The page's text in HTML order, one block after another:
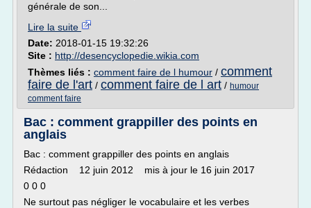
générale de son...
Lire la suite
Date: 2018-01-15 19:32:26
Site : http://desencyclopedie.wikia.com
Thèmes liés : comment faire de l humour / comment
faire de l'art / comment faire de l art / humour
comment faire
Bac : comment grappiller des points en
anglais
Bac : comment grappiller des points en anglais
Rédaction 12 juin 2012 mis à jour le 16 juin 2017
0 0 0
Ne surtout pas négliger le vocabulaire et les verbes